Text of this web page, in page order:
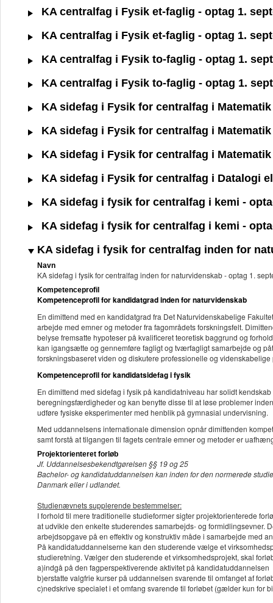
KA centralfag i Fysik et-faglig - optag 1.
KA centralfag i Fysik et-faglig - optag 1.
KA centralfag i Fysik to-faglig - optag 1.
KA centralfag i Fysik to-faglig - optag 1.
KA sidefag i Fysik for centralfag i
KA sidefag i Fysik for centralfag i
KA sidefag i Fysik for centralfag i
KA sidefag i Fysik for centralfag i Datalogi
KA sidefag i fysik for centralfag i kemi -
KA sidefag i fysik for centralfag i kemi -
KA sidefag i fysik for centralfag inden for
Navn
KA sidefag i fysik for centralfag inden for naturvidenskab - optag 1.
Kompetenceprofil
Kompetenceprofil for kandidatgrad inden for naturvidenskab
En dimittend med en kandidatgrad fra Det Naturvidenskabelige
arbejde med emner og metoder fra fagområdets forskningsfelt.
belyse fremsatte hypoteser på kvalificeret teoretisk baggrund og
kan igangsætte og gennemføre fagligt og tværfagligt samarbejde og
forskningsbaseret viden og diskutere professionelle og
Kompetenceprofil for kandidatsidefag i fysik
En dimittend med sidefag i fysik på kandidatniveau har solidt
beregningsfærdigheder og kan benytte disse til at løse problemer
udføre fysiske eksperimenter med henblik på gymnasial undervisning.
Med uddannelsens internationale dimension opnår dimittenden
samt forstå at tilgangen til fagets centrale emner og metoder er
Projektorienteret forløb
Jf. Uddannelsesbekendtgørelsen §§ 19 og 25
Bachelor- og kandidatuddannelsen kan inden for den normerede
Danmark eller i udlandet.
Studienævnets supplerende bestemmelser:
I forhold til mere traditionelle studieformer sigter projektorienterede
at udvikle den enkelte studerendes samarbejds- og formidlingsevner.
arbejdsopgave på en effektiv og konstruktiv måde i samarbejde med
På kandidatuddannelserne kan den studerende vælge et
studieretning. Vælger den studerende et virksomhedsprojekt, skal
a)indgå på den fagperspektiverende aktivitet på kandidatuddannelsen
b)erstatte valgfrie kurser på uddannelsen svarende til omfanget af
c)nedskrive specialet i et omfang svarende til forløbet (gælder kun for